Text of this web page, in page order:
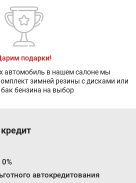
подарки!
автомобиль в нашем салоне мы
зимней резины с дисками или
бензина на выбор
автокредитования